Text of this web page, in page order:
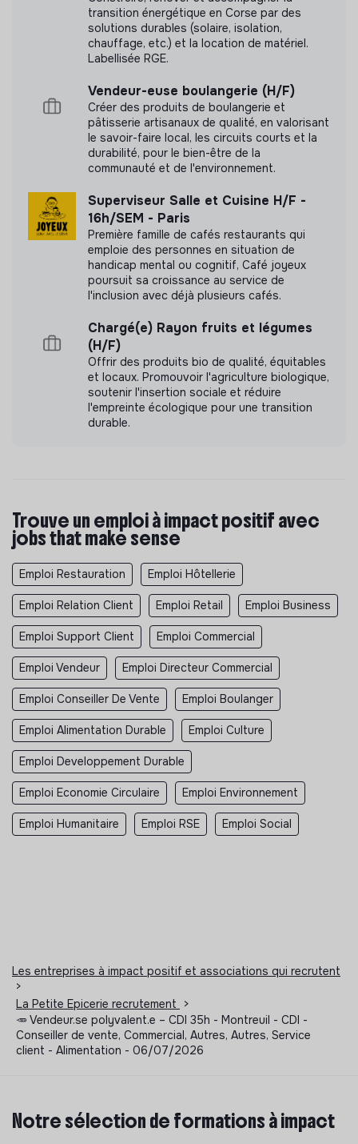
transition énergétique en Corse par des
solutions durables (solaire, isolation,
chauffage, etc.) et la location de matériel.
Labellisée RGE.
Vendeur-euse boulangerie (H/F)
Créer des produits de boulangerie et
pâtisserie artisanaux de qualité, en valorisant
le savoir-faire local, les circuits courts et la
durabilité, pour le bien-être de la
communauté et de l'environnement.
Superviseur Salle et Cuisine H/F -
16h/SEM - Paris
Première famille de cafés restaurants qui
emploie des personnes en situation de
handicap mental ou cognitif, Café joyeux
poursuit sa croissance au service de
l'inclusion avec déjà plusieurs cafés.
Chargé(e) Rayon fruits et légumes
(H/F)
Offrir des produits bio de qualité, équitables
et locaux. Promouvoir l'agriculture biologique,
soutenir l'insertion sociale et réduire
l'empreinte écologique pour une transition
durable.
Trouve un emploi à impact positif avec
jobs that make sense
Emploi Restauration Emploi Hôtellerie
Emploi Relation Client Emploi Retail Emploi Business
Emploi Support Client Emploi Commercial
Emploi Vendeur Emploi Directeur Commercial
Emploi Conseiller De Vente Emploi Boulanger
Emploi Alimentation Durable Emploi Culture
Emploi Developpement Durable
Emploi Economie Circulaire Emploi Environnement
Emploi Humanitaire Emploi RSE Emploi Social
Les entreprises à impact positif et associations qui recrutent
>
La Petite Epicerie recrutement
>
🥕 Vendeur.se polyvalent.e – CDI 35h - Montreuil - CDI -
Conseiller de vente, Commercial, Autres, Autres, Service
client - Alimentation - 06/07/2026
Notre sélection de formations à impact